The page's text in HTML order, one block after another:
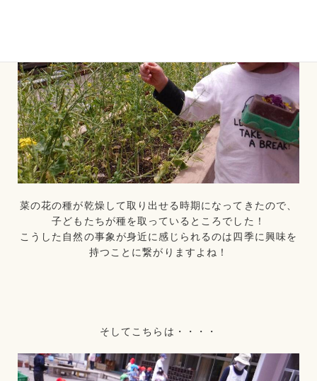
菜の花の種が乾燥して取り出せる時期になってきたので、
子どもたちが種を取っているところでした！
こうした自然の事象が身近に感じられるのは四季に興味を
持つことに繋がりますよね！
そしてこちらは・・・・